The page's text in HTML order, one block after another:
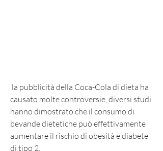
causato molte controversie, diversi studi
hanno dimostrato che il consumo di
bevande dietetiche può effettivamente
aumentare il rischio di obesità e diabete
di tipo 2.